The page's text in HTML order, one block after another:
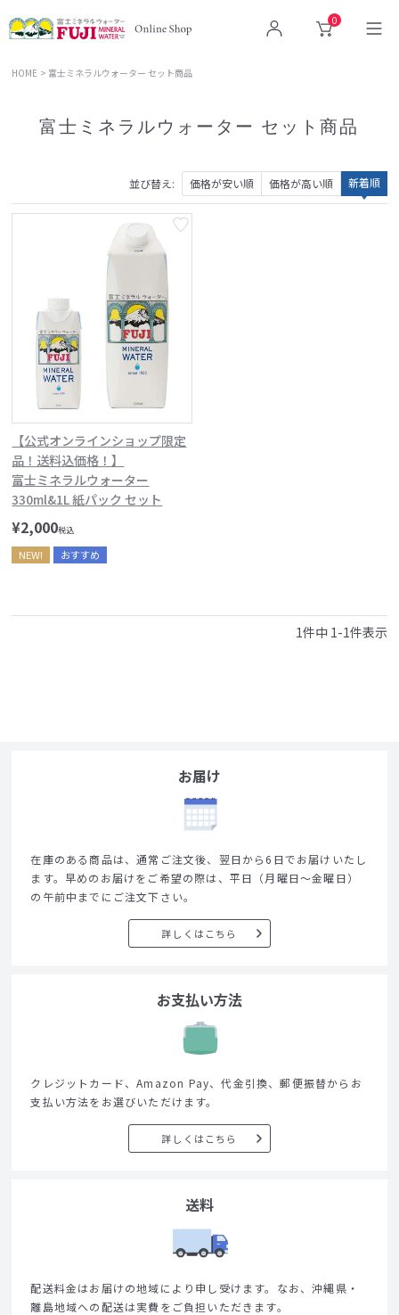
ログイン
0
カート
HOME 富士ミネラルウォーター セット商品
富士ミネラルウォーター セット商品
並び替え 価格が安い順 価格が高い順 新着順
【公式オンラインショップ限定
品！送料込価格！】
富士ミネラルウォーター
330ml&1L 紙パック セット
¥2,000税込
NEW! おすすめ
1件中 1-1件表示
お届け
在庫のある商品は、通常ご注文後、翌日から6日でお届けいたし
ます。早めのお届けをご希望の際は、平日（月曜日～金曜日）
の午前中までにご注文下さい。
詳しくはこちら
お支払い方法
クレジットカード、Amazon Pay、代金引換、郵便振替からお
支払い方法をお選びいただけます。
詳しくはこちら
送料
配送料金はお届けの地域により申し受けます。なお、沖縄県・
離島地域への配送は実費をご負担いただきます。